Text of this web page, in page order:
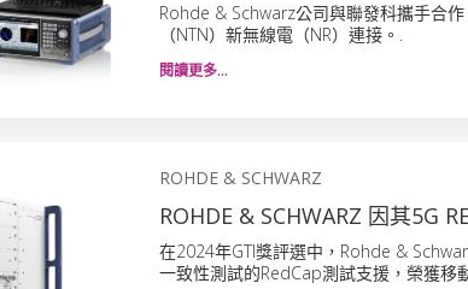
Rohde & Schwarz公司與聯發科攜手合
（NTN）新無線電（NR）連接。.
閱讀更多…
ROHDE & SCHWARZ
ROHDE & SCHWARZ 因其5G
在2024年GTI獎評選中，Rohde &
一致性測試的RedCap測試支援，榮獲移